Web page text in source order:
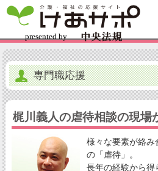
専門職応援
梶川義人の虐待相談の現場
様々な要素が絡み
の「虐待」。
長年の経験から得